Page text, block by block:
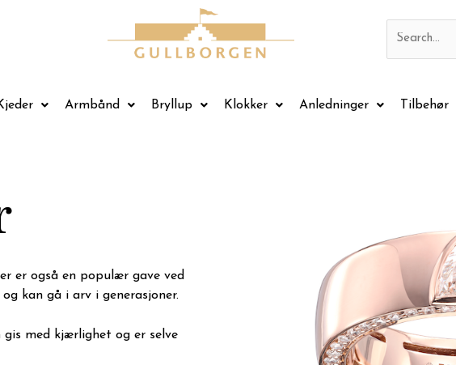
Armbånd Bryllup Klokker Anledninger Tilbehør
er også en populær gave ved
kan gå i arv i generasjoner.
gis med kjærlighet og er selve